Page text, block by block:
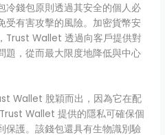
冷錢包原則透過其安全的個人必
受有害攻擊的風險。加密貨幣安
Trust Wallet 透過向客戶提供對
題，從而最大限度地降低與中心
Wallet 脫穎而出，因為它在配
Wallet 提供的隱私可確保個
保護。該錢包還具有生物識別驗